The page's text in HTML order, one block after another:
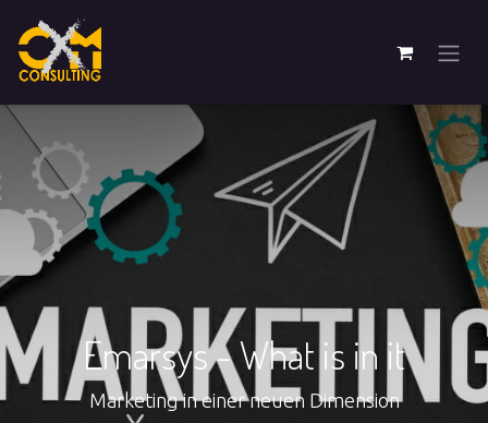
Emarsys - What is in it
Marketing in einer neuen Dimension